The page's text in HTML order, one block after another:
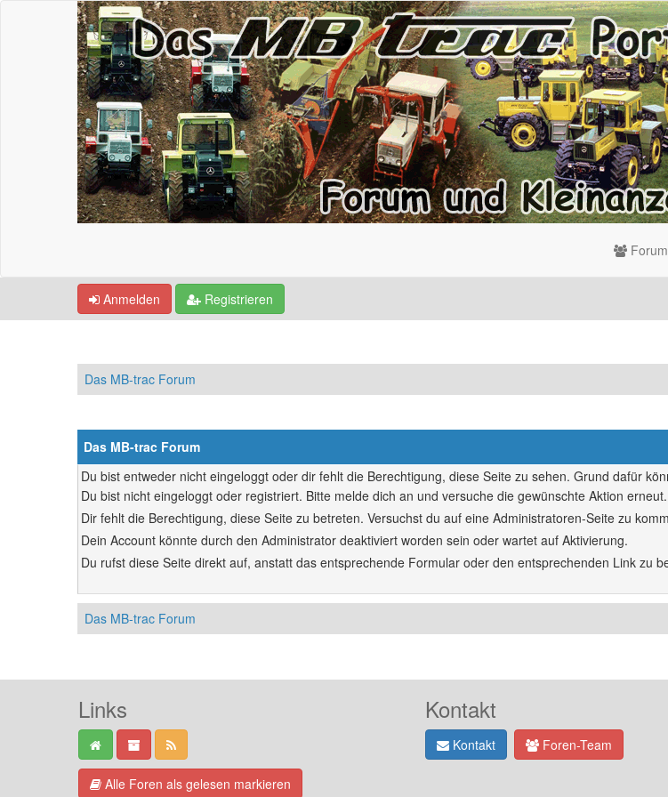
Forum
Anmelden Registrieren
Das MB-trac Forum
Das MB-trac Forum
Du bist entweder nicht eingeloggt oder dir fehlt die Berechtigung, diese Seite zu sehen. Grund dafür
Du bist nicht eingeloggt oder registriert. Bitte melde dich an und versuche die gewünschte Aktion erneut.
Dir fehlt die Berechtigung, diese Seite zu betreten. Versuchst du auf eine Administratoren-Seite zu
Dein Account könnte durch den Administrator deaktiviert worden sein oder wartet auf Aktivierung.
Du rufst diese Seite direkt auf, anstatt das entsprechende Formular oder den entsprechenden Link zu
Das MB-trac Forum
Links
Alle Foren als gelesen markieren
Kontakt
Kontakt Foren-Team